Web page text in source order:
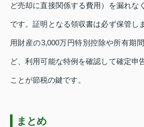
ど売却に直接関係する費用）を漏れな
です。証明となる領収書は必ず保管し
用財産の3,000万円特別控除や所有期
ど、利用可能な特例を確認して確定申
ことが節税の鍵です。
まとめ